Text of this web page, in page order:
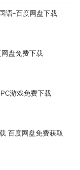
语-百度网盘下载
盘免费下载
游戏免费下载
百度网盘免费获取